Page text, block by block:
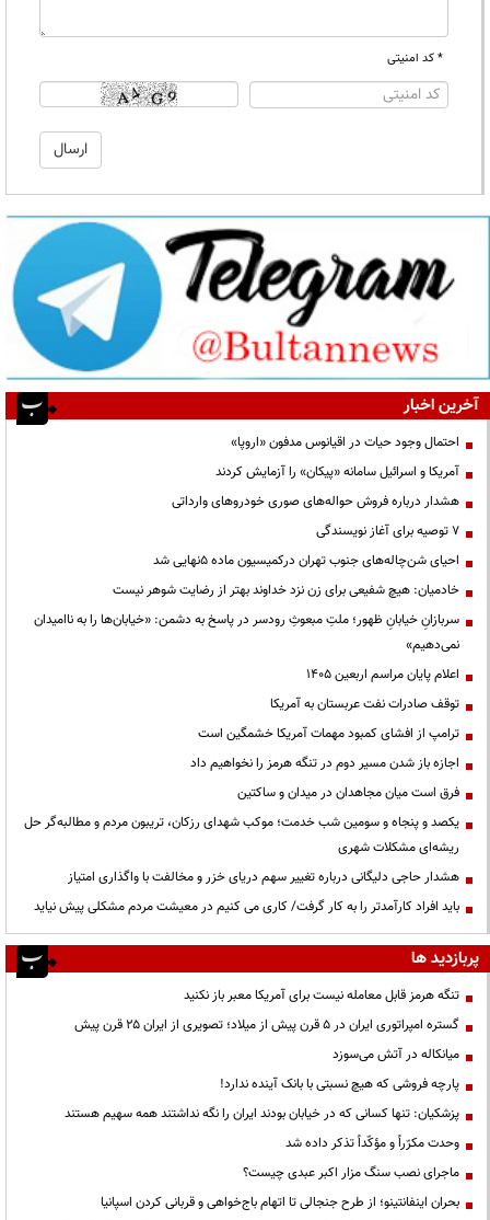
* کد امنیتی
آخرین اخبار
احتمال وجود حیات در اقیانوس مدفون «اروپا»
آمریکا و اسرائیل سامانه «پیکان» را آزمایش کردند
هشدار درباره فروش حواله‌های صوری خودروهای وارداتی
۷ توصیه برای آغاز نویسندگی
احیای شن‌چاله‌های جنوب تهران درکمیسیون ماده ۵نهایی شد
خادمیان: هیچ شفیعی برای زن نزد خداوند بهتر از رضایت شوهر نیست
سربازانِ خیابانِ ظهور؛ ملتِ مبعوثِ رودسر در پاسخ به دشمن: «خیابان‌ها را به ناامیدان
نمی‌دهیم»
اعلام پایان مراسم اربعین ۱۴۰۵
توقف صادرات نفت عربستان به آمریکا
ترامپ از افشای کمبود مهمات آمریکا خشمگین است
اجازه باز شدن مسیر دوم در تنگه هرمز را نخواهیم داد
فرق است میان مجاهدان در میدان و ساکتین
یکصد و پنجاه و سومین شب خدمت؛ موکب شهدای رزکان، تریبون مردم و مطالبه‌گر حل
ریشه‌ای مشکلات شهری
هشدار حاجی دلیگانی درباره تغییر سهم دریای خزر و مخالفت با واگذاری امتیاز
باید افراد کارآمدتر را به کار گرفت/ کاری می کنیم در معیشت مردم مشکلی پیش نیاید
پربازدید ها
تنگه هرمز قابل معامله نیست برای آمریکا معبر باز نکنید
گستره امپراتوری ایران در ۵ قرن پیش از میلاد؛ تصویری از ایران ۲۵ قرن پیش
میانکاله در آتش می‌سوزد
پارچه فروشی که هیچ نسبتی با بانک آینده ندارد!
پزشکیان: تنها کسانی که در خیابان بودند ایران را نگه نداشتند همه سهیم هستند
وحدت مکرّراً و مؤکّداً تذکر داده شد
ماجرای نصب سنگ مزار اکبر عبدی چیست؟
بحران اینفانتینو؛ از طرح جنجالی تا اتهام باج‌خواهی و قربانی کردن اسپانیا